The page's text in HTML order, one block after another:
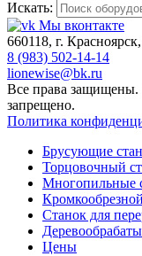
Искать:
Мы вконтакте
660118, г.
8 (983) 502-14-14
lionewise@bk.ru
Все права защищены.
запрещено.
Политика
Брусующие
Торцовочный
Многопильные
Станок для
Цены